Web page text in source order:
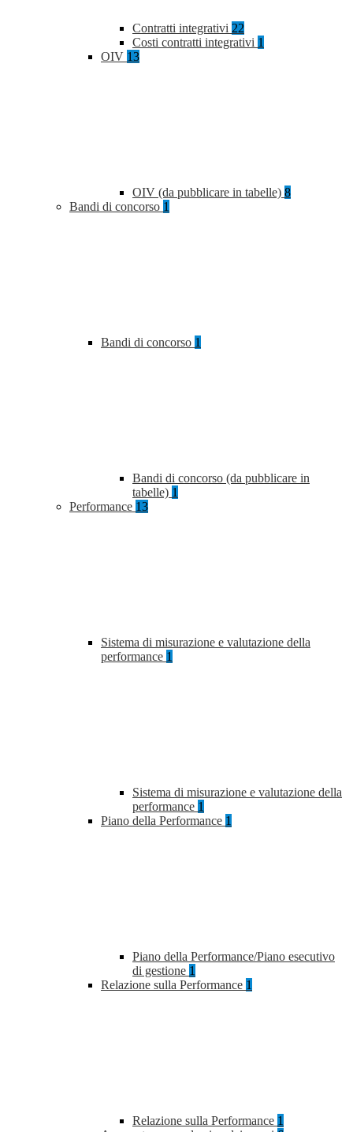
Contratti integrativi 22
Costi contratti integrativi 1
OIV 13
OIV (da pubblicare in tabelle) 8
Bandi di concorso 1
Bandi di concorso 1
Bandi di concorso (da pubblicare in
tabelle) 1
Performance 13
Sistema di misurazione e valutazione della
performance 1
Sistema di misurazione e valutazione della
performance 1
Piano della Performance 1
Piano della Performance/Piano esecutivo
di gestione 1
Relazione sulla Performance 1
Relazione sulla Performance 1